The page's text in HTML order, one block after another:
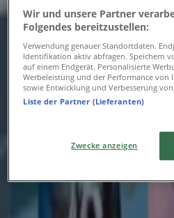
Woolworth
Schulkatalog
Woolworth
Prospekt zum
Wir und unsere Partner
Folgendes bereitzustellen:
Verwendung genauer Standortdaten.
Identifikation aktiv abfragen. Speichern
auf einem Endgerät. Personalisierte
Werbeleistung und der Performance
sowie Entwicklung und Verbesserung
Liste der Partner (Lieferanten)
Zwecke anzeigen